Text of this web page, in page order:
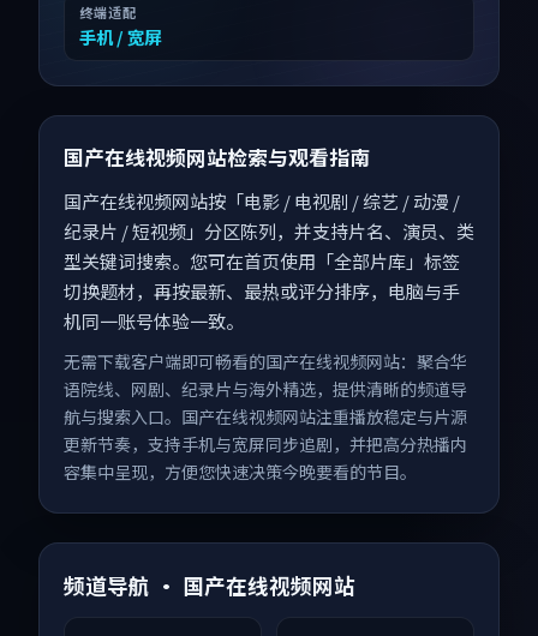
终端适配
手机 / 宽屏
国产在线视频网站检索与观看指南
国产在线视频网站按「电影 / 电视剧 / 综艺 / 动漫 /
纪录片 / 短视频」分区陈列，并支持片名、演员、类
型关键词搜索。您可在首页使用「全部片库」标签
切换题材，再按最新、最热或评分排序，电脑与手
机同一账号体验一致。
无需下载客户端即可畅看的国产在线视频网站：聚合华
语院线、网剧、纪录片与海外精选，提供清晰的频道导
航与搜索入口。国产在线视频网站注重播放稳定与片源
更新节奏，支持手机与宽屏同步追剧，并把高分热播内
容集中呈现，方便您快速决策今晚要看的节目。
频道导航 · 国产在线视频网站